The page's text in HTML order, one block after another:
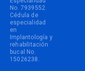
No. 7939552.
Cédula de
especialidad
en
Implantología y
rehabilitación
bucal No.
15026238.